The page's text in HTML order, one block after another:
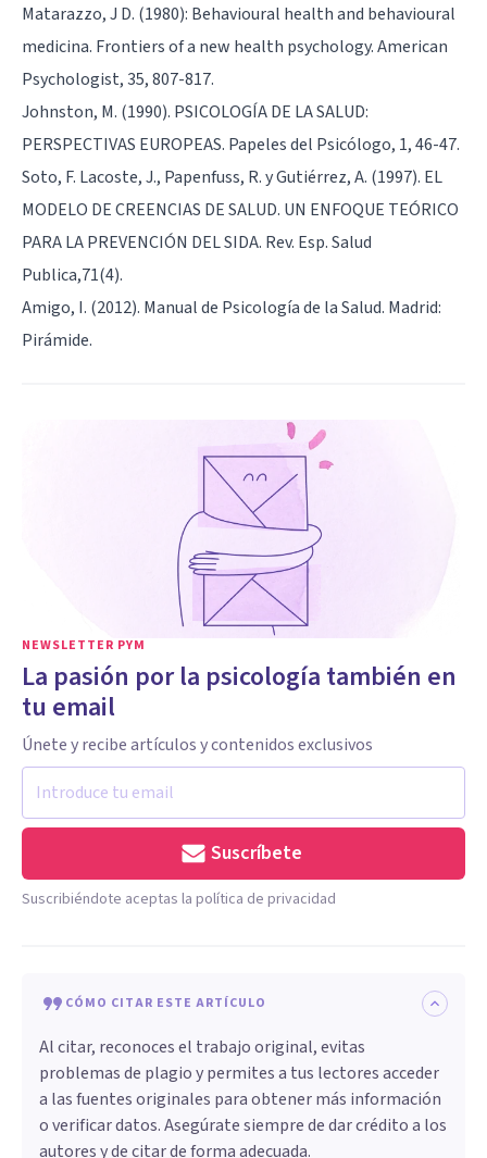
Matarazzo, J D. (1980): Behavioural health and behavioural
medicina. Frontiers of a new health psychology. American
Psychologist, 35, 807-817.
Johnston, M. (1990). PSICOLOGÍA DE LA SALUD:
PERSPECTIVAS EUROPEAS. Papeles del Psicólogo, 1, 46-47.
Soto, F. Lacoste, J., Papenfuss, R. y Gutiérrez, A. (1997). EL
MODELO DE CREENCIAS DE SALUD. UN ENFOQUE TEÓRICO
PARA LA PREVENCIÓN DEL SIDA. Rev. Esp. Salud
Publica,71(4).
Amigo, I. (2012). Manual de Psicología de la Salud. Madrid:
Pirámide.
NEWSLETTER PYM
La pasión por la psicología también en
tu email
Únete y recibe artículos y contenidos exclusivos
Suscríbete
Suscribiéndote aceptas la política de privacidad
CÓMO CITAR ESTE ARTÍCULO
Al citar, reconoces el trabajo original, evitas
problemas de plagio y permites a tus lectores acceder
a las fuentes originales para obtener más información
o verificar datos. Asegúrate siempre de dar crédito a los
autores y de citar de forma adecuada.